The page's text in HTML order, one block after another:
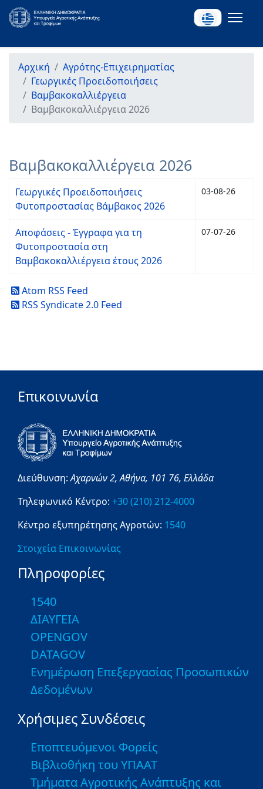
Αρχική
Αγρότης-Επιχειρηματίας
Γεωργικές Προειδοποιήσεις
Βαμβακοκαλλιέργεια
Βαμβακοκαλλιέργεια 2026
Βαμβακοκαλλιέργεια 2026
Γεωργικές Προειδοποιήσεις
Φυτοπροστασίας Βάμβακος 2026
03-08-26
Αποφάσεις - Έγγραφα για τη
Φυτοπροστασία στη
Βαμβακοκαλλιέργεια έτους 2026
07-07-26
Atom RSS Feed
RSS Syndicate 2.0 Feed
Επικοινωνία
Διεύθυνση:Αχαρνών 2,Αθήνα, 101 76, Ελλάδα
Τηλεφωνικό Κέντρο: +30 (210) 212-4000
Κέντρο εξυπηρέτησης Αγροτών: 1540
Στοιχεία Επικοινωνίας
Πληροφορίες
1540
ΔΙΑΥΓΕΙΑ
OPENGOV
DATAGOV
Ενημέρωση Επεξεργασίας Προσωπικών
Δεδομένων
Χρήσιμες Συνδέσεις
Εποπτευόμενοι Φορείς
Βιβλιοθήκη του ΥΠΑΑΤ
Τμήματα Αγροτικής Ανάπτυξης και